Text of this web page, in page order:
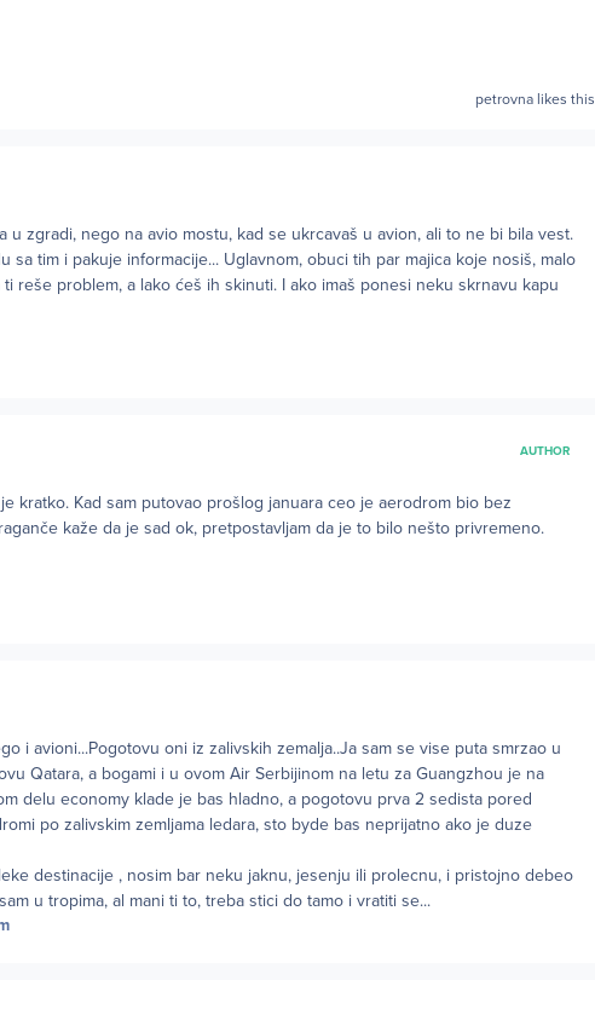
petrovna likes this
u zgradi, nego na avio mostu, kad se ukrcavaš u avion, ali to ne bi bila vest.
sa tim i pakuje informacije... Uglavnom, obuci tih par majica koje nosiš, malo
reše problem, a lako ćeš ih skinuti. I ako imaš ponesi neku skrnavu kapu
AUTHOR
kratko. Kad sam putovao prošlog januara ceo je aerodrom bio bez
kaže da je sad ok, pretpostavljam da je to bilo nešto privremeno.
i avioni...Pogotovu oni iz zalivskih zemalja..Ja sam se vise puta smrzao u
Qatara, a bogami i u ovom Air Serbijinom na letu za Guangzhou je na
delu economy klade je bas hladno, a pogotovu prva 2 sedista pored
po zalivskim zemljama ledara, sto byde bas neprijatno ako je duze
destinacije , nosim bar neku jaknu, jesenju ili prolecnu, i pristojno debeo
u tropima, al mani ti to, treba stici do tamo i vratiti se...